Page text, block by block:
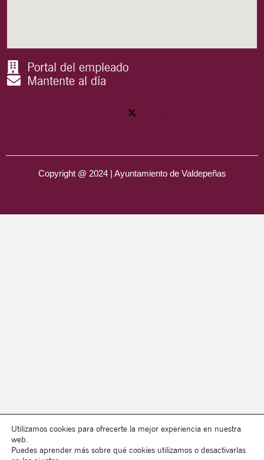
Portal del empleado
Mantente al día
Copyright @ 2024 | Ayuntamiento de Valdepeñas
Utilizamos cookies para ofrecerte la mejor experiencia en nuestra
web.
Puedes aprender más sobre qué cookies utilizamos o desactivarlas